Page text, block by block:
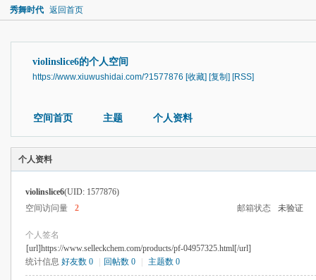
秀舞时代 返回首页
violinslice6的个人空间
https://www.xiuwushidai.com/?1577876 [收藏] [复制] [RSS]
空间首页 主题 个人资料
个人资料
violinslice6(UID: 1577876)
空间访问量
2 邮箱状态 未验证
个人签名
[url]https://www.selleckchem.com/products/pf-04957325.html[/url]
统计信息 好友数 0 回帖数 0 主题数 0